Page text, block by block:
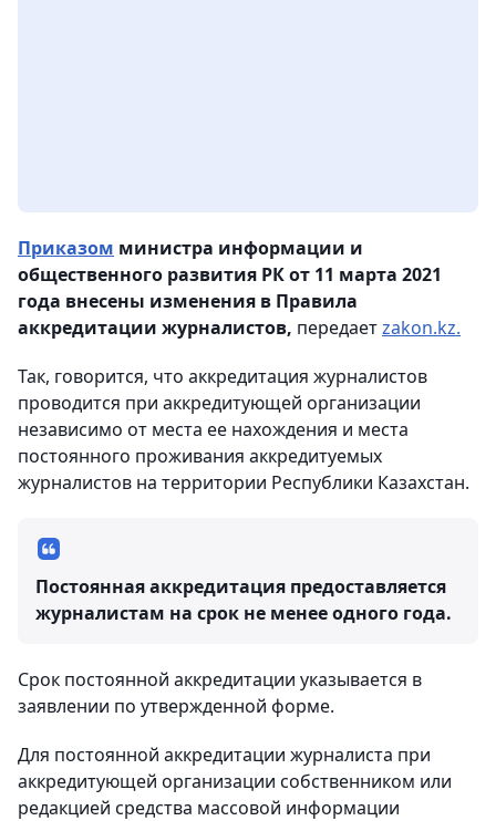
Приказом министра информации и
общественного развития РК от 11 марта 2021
года внесены изменения в Правила
аккредитации журналистов, передаетzakon.kz.
Так, говорится, что аккредитация журналистов
проводится при аккредитующей организации
независимо от места ее нахождения и места
постоянного проживания аккредитуемых
журналистов на территории Республики Казахстан.
Постоянная аккредитация предоставляется
журналистам на срок не менее одного года.
Срок постоянной аккредитации указывается в
заявлении по утвержденной форме.
Для постоянной аккредитации журналиста при
аккредитующей организации собственником или
редакцией средства массовой информации